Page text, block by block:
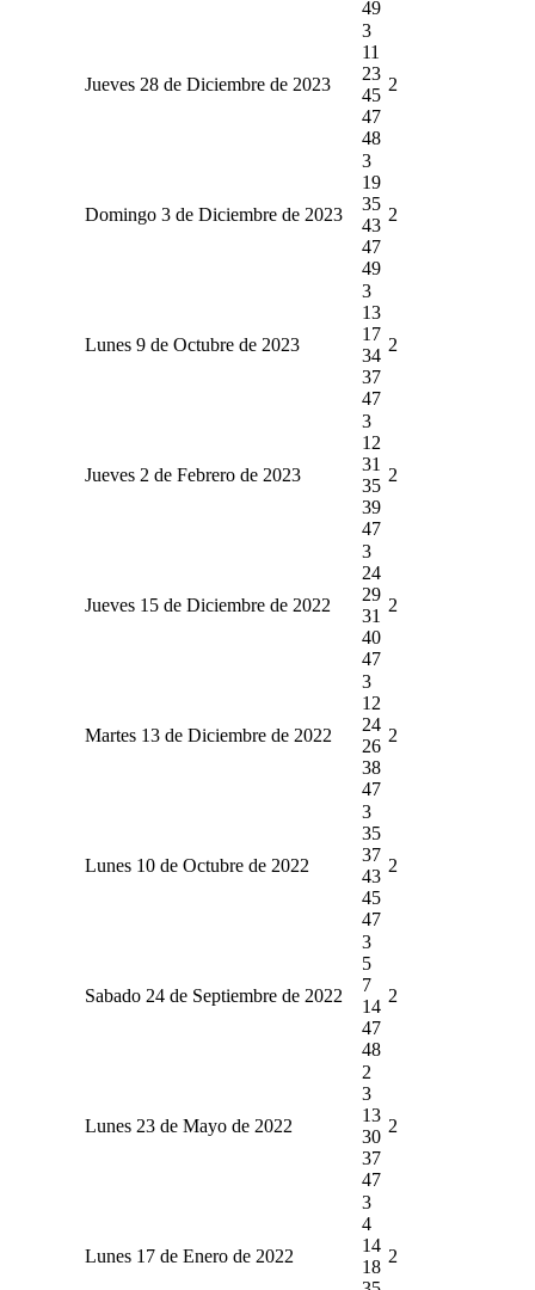
49
Jueves 28 de Diciembre de 2023
3
11
23
45
47
48
2
Domingo 3 de Diciembre de 2023
3
19
35
43
47
49
2
Lunes 9 de Octubre de 2023
3
13
17
34
37
47
2
Jueves 2 de Febrero de 2023
3
12
31
35
39
47
2
Jueves 15 de Diciembre de 2022
3
24
29
31
40
47
2
Martes 13 de Diciembre de 2022
3
12
24
26
38
47
2
Lunes 10 de Octubre de 2022
3
35
37
43
45
47
2
Sabado 24 de Septiembre de 2022
3
5
7
14
47
48
2
Lunes 23 de Mayo de 2022
2
3
13
30
37
47
2
Lunes 17 de Enero de 2022
3
4
14
18
2